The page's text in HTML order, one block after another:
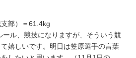
部）＝61.4kg
ール、競技になりますが、そういう競
嬉しいです。明日は笠原選手の言葉